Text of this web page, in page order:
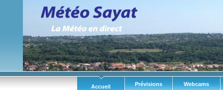
Accueil Prévisions Webcams